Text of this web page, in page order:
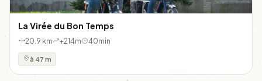
La Virée du Bon Temps
20.9 km +214m 40min
à 47 m